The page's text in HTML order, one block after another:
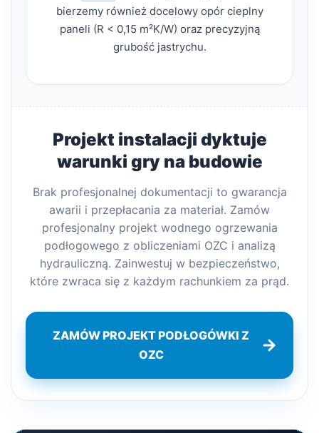
bierzemy również docelowy opór cieplny
paneli (R < 0,15 m²K/W) oraz precyzyjną
grubość jastrychu.
Projekt instalacji dyktuje
warunki gry na budowie
Brak profesjonalnej dokumentacji to gwarancja
awarii i przepłacania za materiał. Zamów
profesjonalny projekt wodnego ogrzewania
podłogowego z obliczeniami OZC i analizą
hydrauliczną. Zainwestuj w bezpieczeństwo,
które zwraca się z każdym rachunkiem za prąd.
ZAMÓW PROJEKT PODŁOGÓWKI Z
OZC